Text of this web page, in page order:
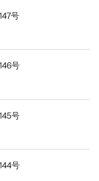
号
号
号
号